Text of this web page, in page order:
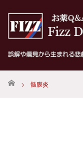
ホーム 髄膜炎